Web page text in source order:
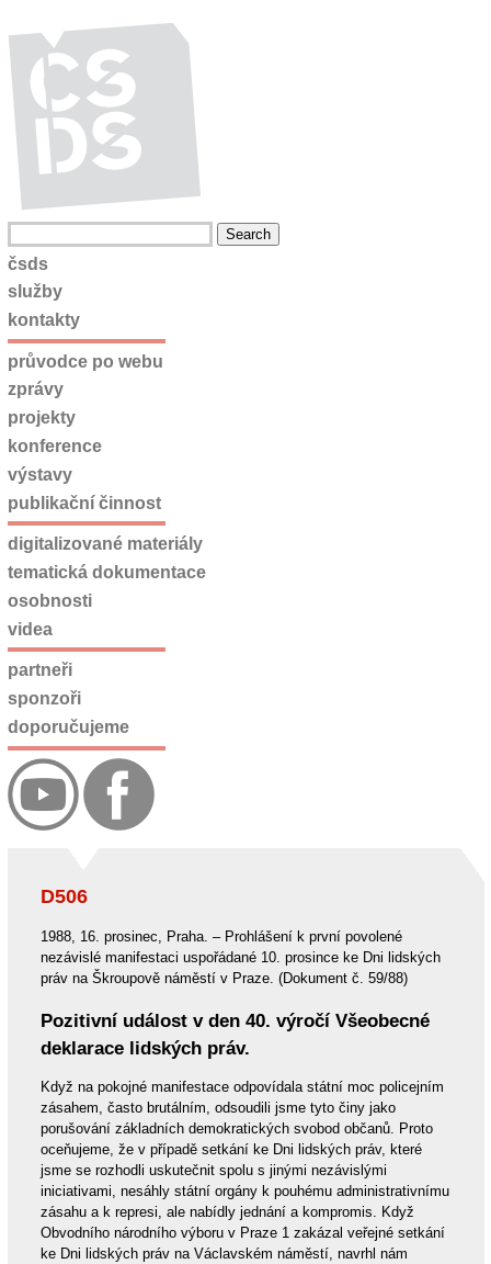
D506
1988, 16. prosinec, Praha. – Prohlášení k první povolené
nezávislé manifestaci uspořádané 10. prosince ke Dni lidských
práv na Škroupově náměstí v Praze. (Dokument č. 59/88)
Pozitivní událost v den 40. výročí Všeobecné
deklarace lidských práv.
Když na pokojné manifestace odpovídala státní moc policejním
zásahem, často brutálním, odsoudili jsme tyto činy jako
porušování základních demokratických svobod občanů. Proto
oceňujeme, že v případě setkání ke Dni lidských práv, které
jsme se rozhodli uskutečnit spolu s jinými nezávislými
iniciativami, nesáhly státní orgány k pouhému administrativnímu
zásahu a k represi, ale nabídly jednání a kompromis. Když
Obvodního národního výboru v Praze 1 zakázal veřejné setkání
ke Dni lidských práv na Václavském náměstí, navrhl nám
čsds
služby
kontakty
průvodce po webu
zprávy
projekty
konference
výstavy
publikační činnost
digitalizované materiály
tematická dokumentace
osobnosti
videa
partneři
sponzoři
doporučujeme